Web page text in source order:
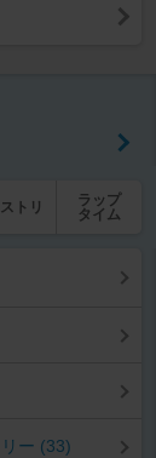
ストリ
ラップ
タイム
ー (33)